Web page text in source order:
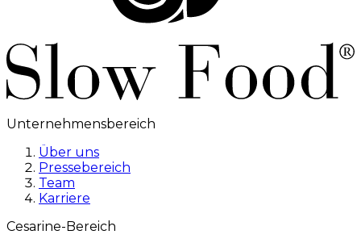
Unternehmensbereich
Über uns
Pressebereich
Team
Karriere
Cesarine-Bereich